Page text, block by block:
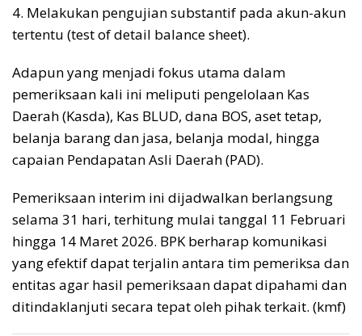
4. Melakukan pengujian substantif pada akun-akun
tertentu (test of detail balance sheet).
Adapun yang menjadi fokus utama dalam
pemeriksaan kali ini meliputi pengelolaan Kas
Daerah (Kasda), Kas BLUD, dana BOS, aset tetap,
belanja barang dan jasa, belanja modal, hingga
capaian Pendapatan Asli Daerah (PAD).
Pemeriksaan interim ini dijadwalkan berlangsung
selama 31 hari, terhitung mulai tanggal 11 Februari
hingga 14 Maret 2026. BPK berharap komunikasi
yang efektif dapat terjalin antara tim pemeriksa dan
entitas agar hasil pemeriksaan dapat dipahami dan
ditindaklanjuti secara tepat oleh pihak terkait. (kmf)